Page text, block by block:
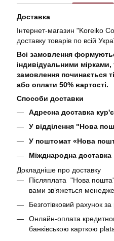
Доставка
Інтернет-магазин "Koreiko
доставку товарів по всій
Всі замовлення
індивідуальними
замовлення починається
або оплати 50% вартості.
Способи доставки
Адресна доставка
У відділення "Нова
У поштомат «Нова
Міжднародна
Докладніше про доставку
Післяплата "Нова
вами звʼяжеться
Безготівковий рахунок за
Онлайн-оплата
банківською карткою